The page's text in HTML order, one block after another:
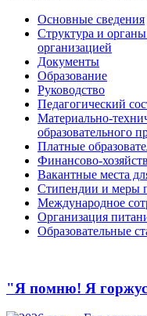
Основные сведения
Структура и
организацией
Документы
Образование
Руководство
Педагогический
Материально-
образовательного
Платные
Финансово-
Вакантные места
Стипендии и меры
Международное
Организация
Образовательные
"Я помню! Я